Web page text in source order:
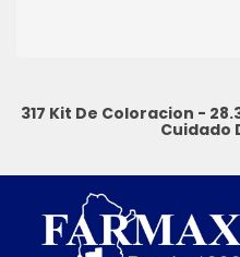
317 Kit De Coloracion -
Cuidado